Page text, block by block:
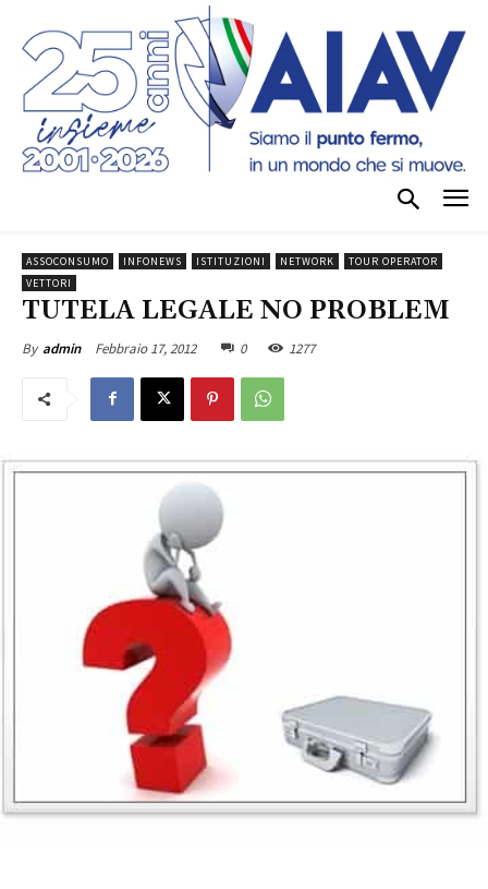
ASSOCONSUMO INFONEWS ISTITUZIONI NETWORK
TOUR OPERATOR
VETTORI
TUTELA LEGALE NO PROBLEM
By admin Febbraio 17, 2012 0 1277